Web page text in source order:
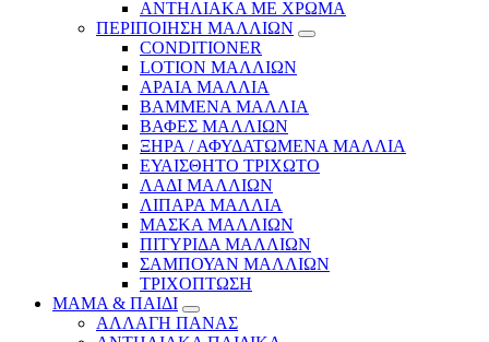
ΑΝΤΗΛΙΑΚΑ ΜΕ ΧΡΩΜΑ
ΠΕΡΙΠΟΙΗΣΗ ΜΑΛΛΙΩΝ
CONDITIONER
LOTION ΜΑΛΛΙΩΝ
ΑΡΑΙΑ ΜΑΛΛΙΑ
ΒΑΜΜΕΝΑ ΜΑΛΛΙΑ
ΒΑΦΕΣ ΜΑΛΛΙΩΝ
ΞΗΡΑ / ΑΦΥΔΑΤΩΜΕΝΑ ΜΑΛΛΙΑ
ΕΥΑΙΣΘΗΤΟ ΤΡΙΧΩΤΟ
ΛΑΔΙ ΜΑΛΛΙΩΝ
ΛΙΠΑΡΑ ΜΑΛΛΙΑ
ΜΑΣΚΑ ΜΑΛΛΙΩΝ
ΠΙΤΥΡΙΔΑ ΜΑΛΛΙΩΝ
ΣΑΜΠΟΥΑΝ ΜΑΛΛΙΩΝ
ΤΡΙΧΟΠΤΩΣΗ
ΜΑΜΑ & ΠΑΙΔΙ
ΑΛΛΑΓΗ ΠΑΝΑΣ